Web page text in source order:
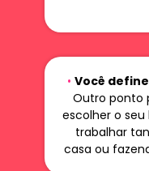
• Você
Outro ponto
escolher o
trabalhar
casa ou